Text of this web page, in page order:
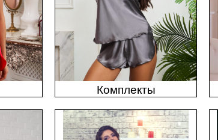
Комплекты